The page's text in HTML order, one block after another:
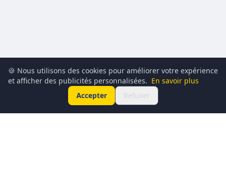
🍪 Nous utilisons des cookies pour améliorer votre expérience
et afficher des publicités personnalisées. En savoir plus
Accepter
Refuser